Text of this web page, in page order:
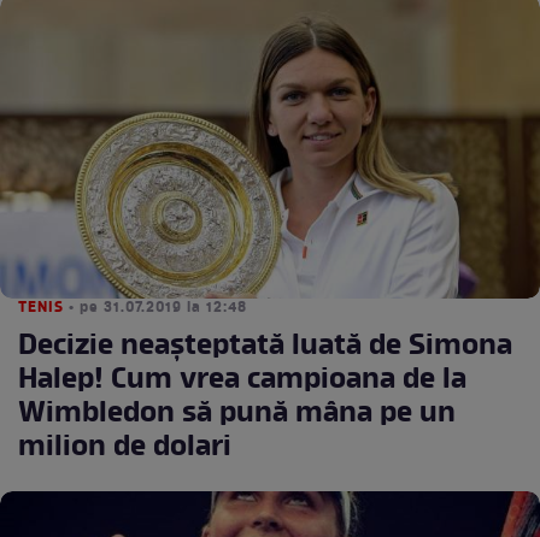
TENIS • pe 31.07.2019 la 12:48
Decizie neaşteptată luată de Simona
Halep! Cum vrea campioana de la
Wimbledon să pună mâna pe un
milion de dolari